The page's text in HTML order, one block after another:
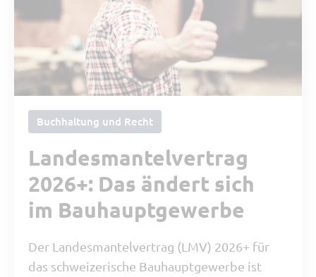
Buchhaltung und Recht
Landesmantelvertrag
2026+: Das ändert sich
im Bauhauptgewerbe
Der Landesmantelvertrag (LMV) 2026+ für
das schweizerische Bauhauptgewerbe ist